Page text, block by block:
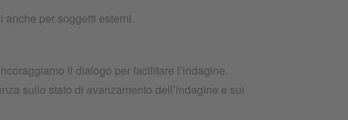
per soggetti esterni.
il dialogo per facilitare l’indagine.
sullo stato di avanzamento dell’indagine e sui